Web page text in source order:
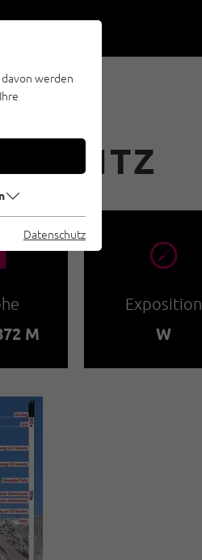
M
🞂
Exposition
W
werden
Datenschutz